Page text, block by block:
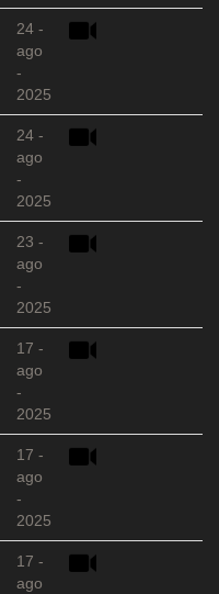
24 -
ago
-
2025
24 -
ago
-
2025
23 -
ago
-
2025
17 -
ago
-
2025
17 -
ago
-
2025
17 -
ago